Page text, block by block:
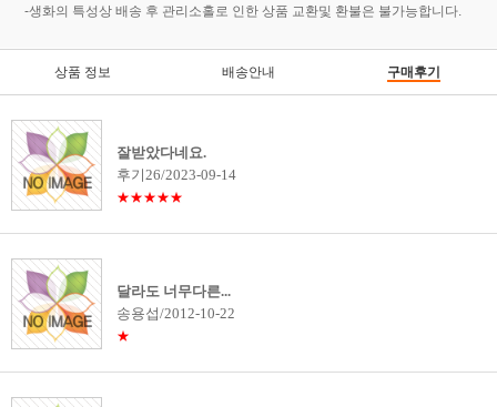
-생화의 특성상 배송 후 관리소홀로 인한 상품 교환및 환불은 불가능합니다.
상품 정보 배송안내 구매후기
잘받았다네요.
후기26/2023-09-14
★★★★★
달라도 너무다른...
송용섭/2012-10-22
★